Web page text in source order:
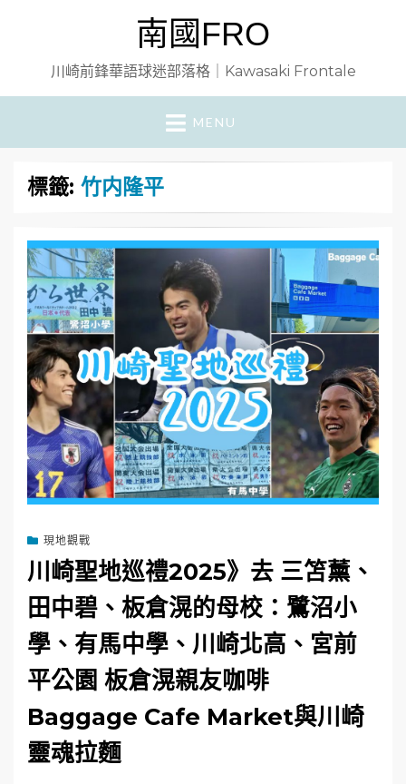
南國FRO
川崎前鋒華語球迷部落格｜Kawasaki Frontale
MENU
標籤: 竹内隆平
現地觀戰
川崎聖地巡禮2025》去 三笘薰、
田中碧、板倉滉的母校：鷺沼小
學、有馬中學、川崎北高、宮前
平公園 板倉滉親友咖啡
Baggage Cafe Market與川崎
靈魂拉麵